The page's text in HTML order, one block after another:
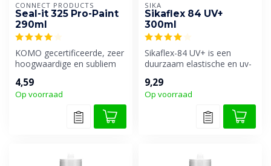
CONNECT PRODUCTS
Seal-it 325 Pro-Paint
290ml
KOMO gecertificeerde, zeer
hoogwaardige en subliem
afdichtingsk...
4,59
Op voorraad
SIKA
Sikaflex 84 UV+
300ml
Sikaflex-84 UV+ is een
duurzaam elastische en uv-
beglazin...
9,29
Op voorraad